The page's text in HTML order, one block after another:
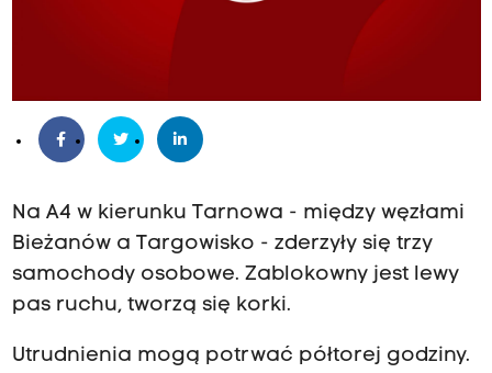
Na A4 w kierunku Tarnowa - między węzłami
Bieżanów a Targowisko - zderzyły się trzy
samochody osobowe. Zablokowny jest lewy
pas ruchu, tworzą się korki.
Utrudnienia mogą potrwać półtorej godziny.